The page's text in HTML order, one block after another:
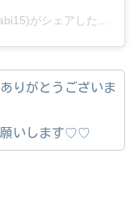
りがとうございま
願いします♡♡